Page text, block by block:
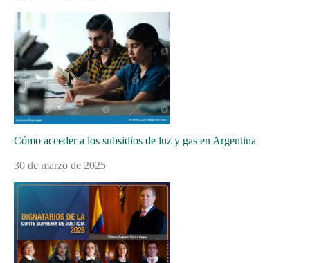
Cómo acceder a los subsidios de luz y gas en Argentina
30 de marzo de 2025